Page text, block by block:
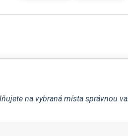
na vybraná místa správnou